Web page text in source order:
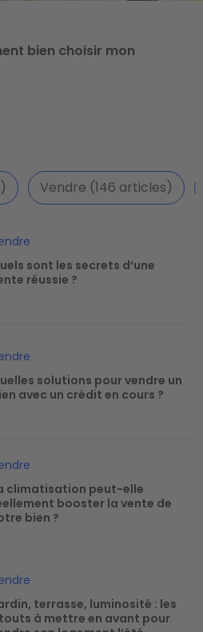
bien choisir mon
Vendre (146 articles)
sont les secrets d’une
réussie ?
solutions pour vendre un
avec un crédit en cours ?
climatisation peut-elle
booster la vente de
bien ?
terrasse, luminosité : les
à mettre en avant pour